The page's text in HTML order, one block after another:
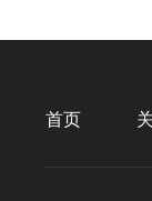
首页